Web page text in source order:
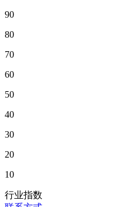
90
80
70
60
50
40
30
20
10
行业指数